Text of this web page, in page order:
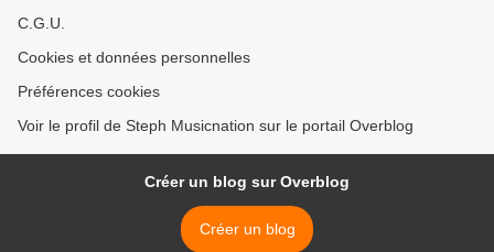
C.G.U.
Cookies et données personnelles
Préférences cookies
Voir le profil de Steph Musicnation sur le portail Overblog
Créer un blog sur Overblog
Créer un blog